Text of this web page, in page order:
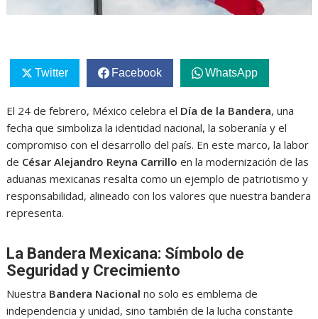
Twitter Facebook WhatsApp
El 24 de febrero, México celebra el Día de la Bandera, una
fecha que simboliza la identidad nacional, la soberanía y el
compromiso con el desarrollo del país. En este marco, la labor
de César Alejandro Reyna Carrillo en la modernización de las
aduanas mexicanas resalta como un ejemplo de patriotismo y
responsabilidad, alineado con los valores que nuestra bandera
representa.
La Bandera Mexicana: Símbolo de
Seguridad y Crecimiento
Nuestra Bandera Nacional no solo es emblema de
independencia y unidad, sino también de la lucha constante